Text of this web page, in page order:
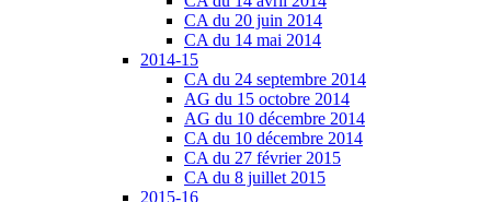
CA du 20 juin 2014
CA du 14 mai 2014
2014-15
CA du 24 septembre 2014
AG du 15 octobre 2014
AG du 10 décembre 2014
CA du 10 décembre 2014
CA du 27 février 2015
CA du 8 juillet 2015
2015-16